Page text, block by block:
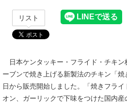
リスト
日本ケンタッキー・フライド・チキン
ーブンで焼き上げる新製法のチキン「
日から販売開始しました。「焼きフラ
オン、ガーリックで下味をつけた国内